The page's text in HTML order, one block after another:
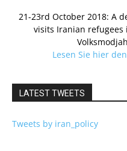
21-23rd October 2018: A
visits Iranian
Lesen Sie hier
LATEST TWEETS
Tweets by iran_policy